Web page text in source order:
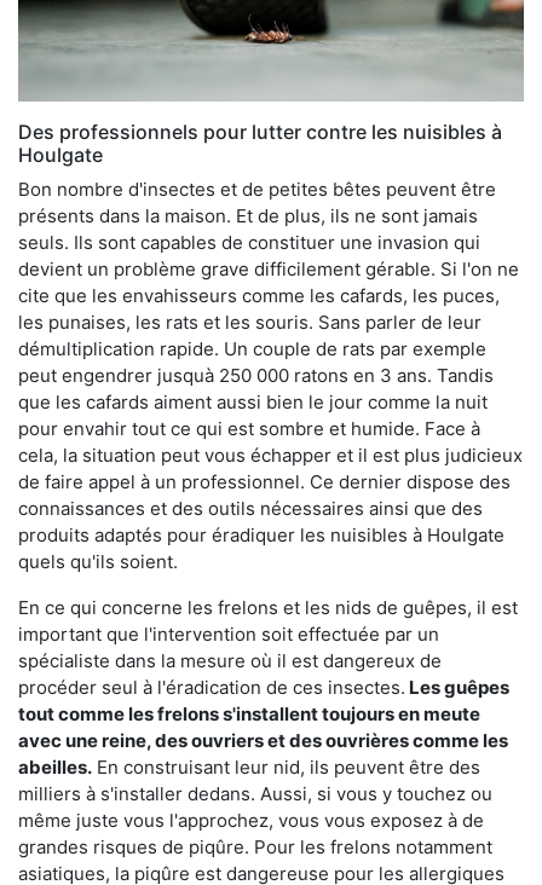
Des professionnels pour lutter contre les nuisibles à
Houlgate
Bon nombre d'insectes et de petites bêtes peuvent être
présents dans la maison. Et de plus, ils ne sont jamais
seuls. Ils sont capables de constituer une invasion qui
devient un problème grave difficilement gérable. Si l'on ne
cite que les envahisseurs comme les cafards, les puces,
les punaises, les rats et les souris. Sans parler de leur
démultiplication rapide. Un couple de rats par exemple
peut engendrer jusquà 250 000 ratons en 3 ans. Tandis
que les cafards aiment aussi bien le jour comme la nuit
pour envahir tout ce qui est sombre et humide. Face à
cela, la situation peut vous échapper et il est plus judicieux
de faire appel à un professionnel. Ce dernier dispose des
connaissances et des outils nécessaires ainsi que des
produits adaptés pour éradiquer les nuisibles à Houlgate
quels qu'ils soient.
En ce qui concerne les frelons et les nids de guêpes, il est
important que l'intervention soit effectuée par un
spécialiste dans la mesure où il est dangereux de
procéder seul à l'éradication de ces insectes. Les guêpes
tout comme les frelons s'installent toujours en meute
avec une reine, des ouvriers et des ouvrières comme les
abeilles. En construisant leur nid, ils peuvent être des
milliers à s'installer dedans. Aussi, si vous y touchez ou
même juste vous l'approchez, vous vous exposez à de
grandes risques de piqûre. Pour les frelons notamment
asiatiques, la piqûre est dangereuse pour les allergiques